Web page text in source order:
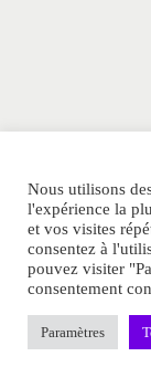
©
POLITIQUE DE
Nous utilisons
l'expérience la
et vos visites
consentez à
pouvez visiter
consentement
Paramètres